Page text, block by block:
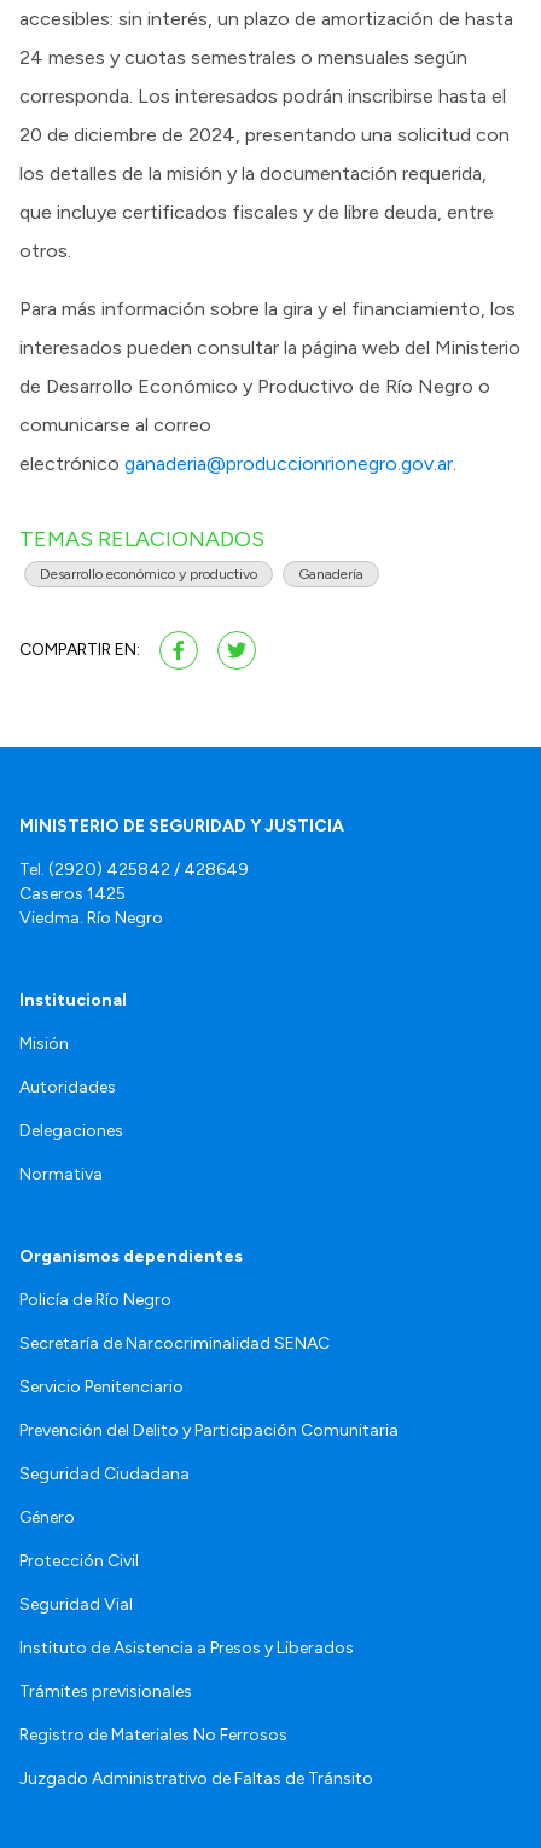
accesibles: sin interés, un plazo de amortización de hasta
24 meses y cuotas semestrales o mensuales según
corresponda. Los interesados podrán inscribirse hasta el
20 de diciembre de 2024, presentando una solicitud con
los detalles de la misión y la documentación requerida,
que incluye certificados fiscales y de libre deuda, entre
otros.
Para más información sobre la gira y el financiamiento, los
interesados pueden consultar la página web del Ministerio
de Desarrollo Económico y Productivo de Río Negro o
comunicarse al correo
electrónico ganaderia@produccionrionegro.gov.ar
TEMAS RELACIONADOS
Desarrollo económico y productivo Ganadería
COMPARTIR EN:
MINISTERIO DE SEGURIDAD Y JUSTICIA
Tel. (2920) 425842 / 428649
Caseros 1425
Viedma. Río Negro
Institucional
Misión
Autoridades
Delegaciones
Normativa
Organismos dependientes
Policía de Río Negro
Secretaría de Narcocriminalidad SENAC
Servicio Penitenciario
Prevención del Delito y Participación Comunitaria
Seguridad Ciudadana
Género
Protección Civil
Seguridad Vial
Instituto de Asistencia a Presos y Liberados
Trámites previsionales
Registro de Materiales No Ferrosos
Juzgado Administrativo de Faltas de Tránsito